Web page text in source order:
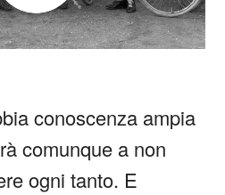
conoscenza ampia
comunque a non
ogni tanto. E